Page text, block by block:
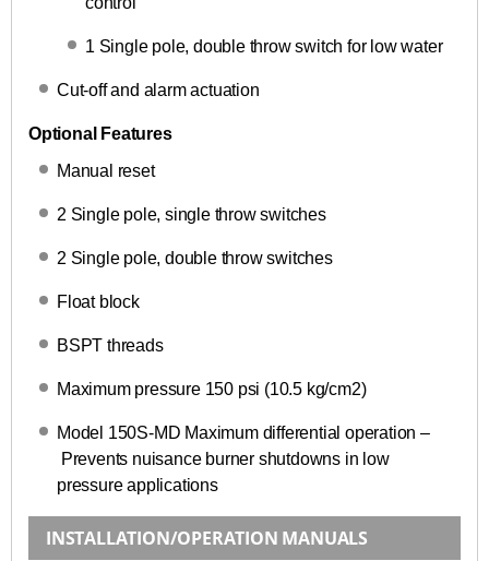
1 Single pole, double throw switch for low water
Cut-off and alarm actuation
Optional Features
Manual reset
2 Single pole, single throw switches
2 Single pole, double throw switches
Float block
BSPT threads
Maximum pressure 150 psi (10.5 kg/cm2)
Model 150S-MD Maximum differential operation –
Prevents nuisance burner shutdowns in low
pressure applications
INSTALLATION/OPERATION MANUALS